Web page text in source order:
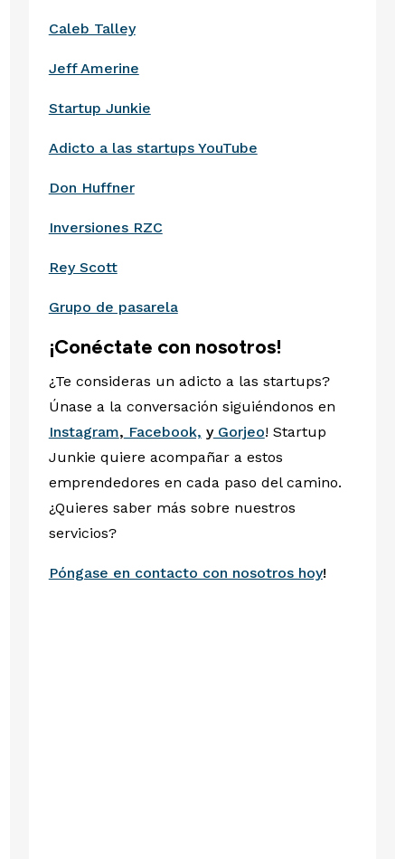
Caleb Talley
Jeff Amerine
Startup Junkie
Adicto a las startups YouTube
Don Huffner
Inversiones RZC
Rey Scott
Grupo de pasarela
¡Conéctate con nosotros!
¿Te consideras un adicto a las startups?
Únase a la conversación siguiéndonos en
Instagram, Facebook, yGorjeo! Startup
Junkie quiere acompañar a estos
emprendedores en cada paso del camino.
¿Quieres saber más sobre nuestros
servicios?
Póngase en contacto con nosotros hoy!